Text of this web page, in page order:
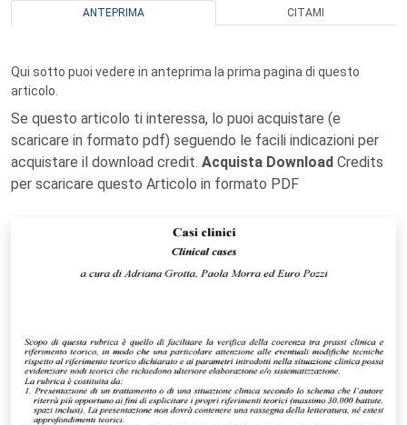
ANTEPRIMA CITAMI
Qui sotto puoi vedere in anteprima la prima pagina di questo
articolo.
Se questo articolo ti interessa, lo puoi acquistare (e
scaricare in formato pdf) seguendo le facili indicazioni per
acquistare il download credit. Acquista Download Credits
per scaricare questo Articolo in formato PDF